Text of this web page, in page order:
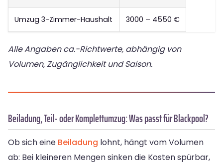
Umzug 3-Zimmer-Haushalt 3000 – 4550 €
Alle Angaben ca.-Richtwerte, abhängig von
Volumen, Zugänglichkeit und Saison.
Beiladung, Teil- oder Komplettumzug: Was passt für Blackpool?
Ob sich eine Beiladung lohnt, hängt vom Volumen
ab: Bei kleineren Mengen sinken die Kosten spürbar,